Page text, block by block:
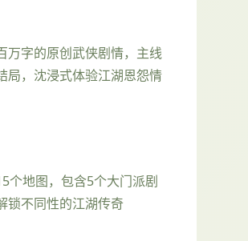
字的原创武侠剧情，主线
局，沈浸式体验江湖恩怨情
地图，包含5个大门派剧
锁不同性的江湖传奇